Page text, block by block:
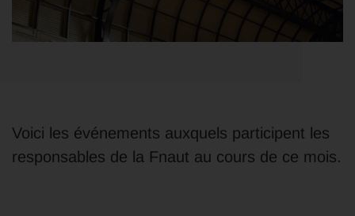
Voici les événements auxquels participent les
responsables de la Fnaut au cours de ce mois.